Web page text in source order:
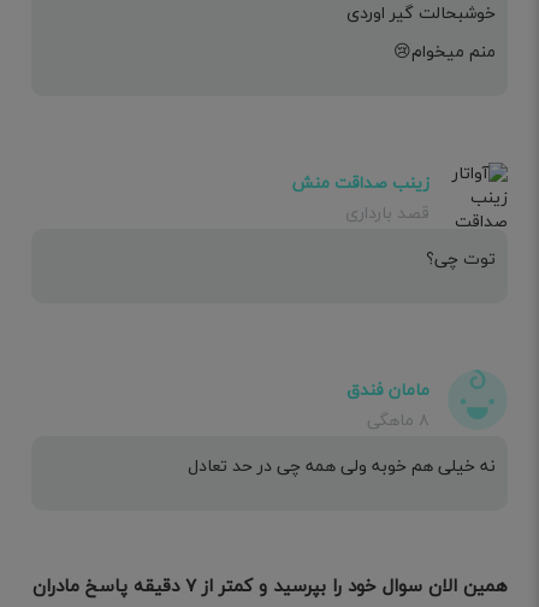
خوشبحالت گیر اوردی
منم میخوام😢
زینب صداقت منش
قصد بارداری
توت چی؟
مامان فندق
۸ ماهگی
نه خیلی هم خوبه ولی همه چی در حد تعادل
همین الان سوال خود را بپرسید و کمتر از ۷ دقیقه پاسخ مادران